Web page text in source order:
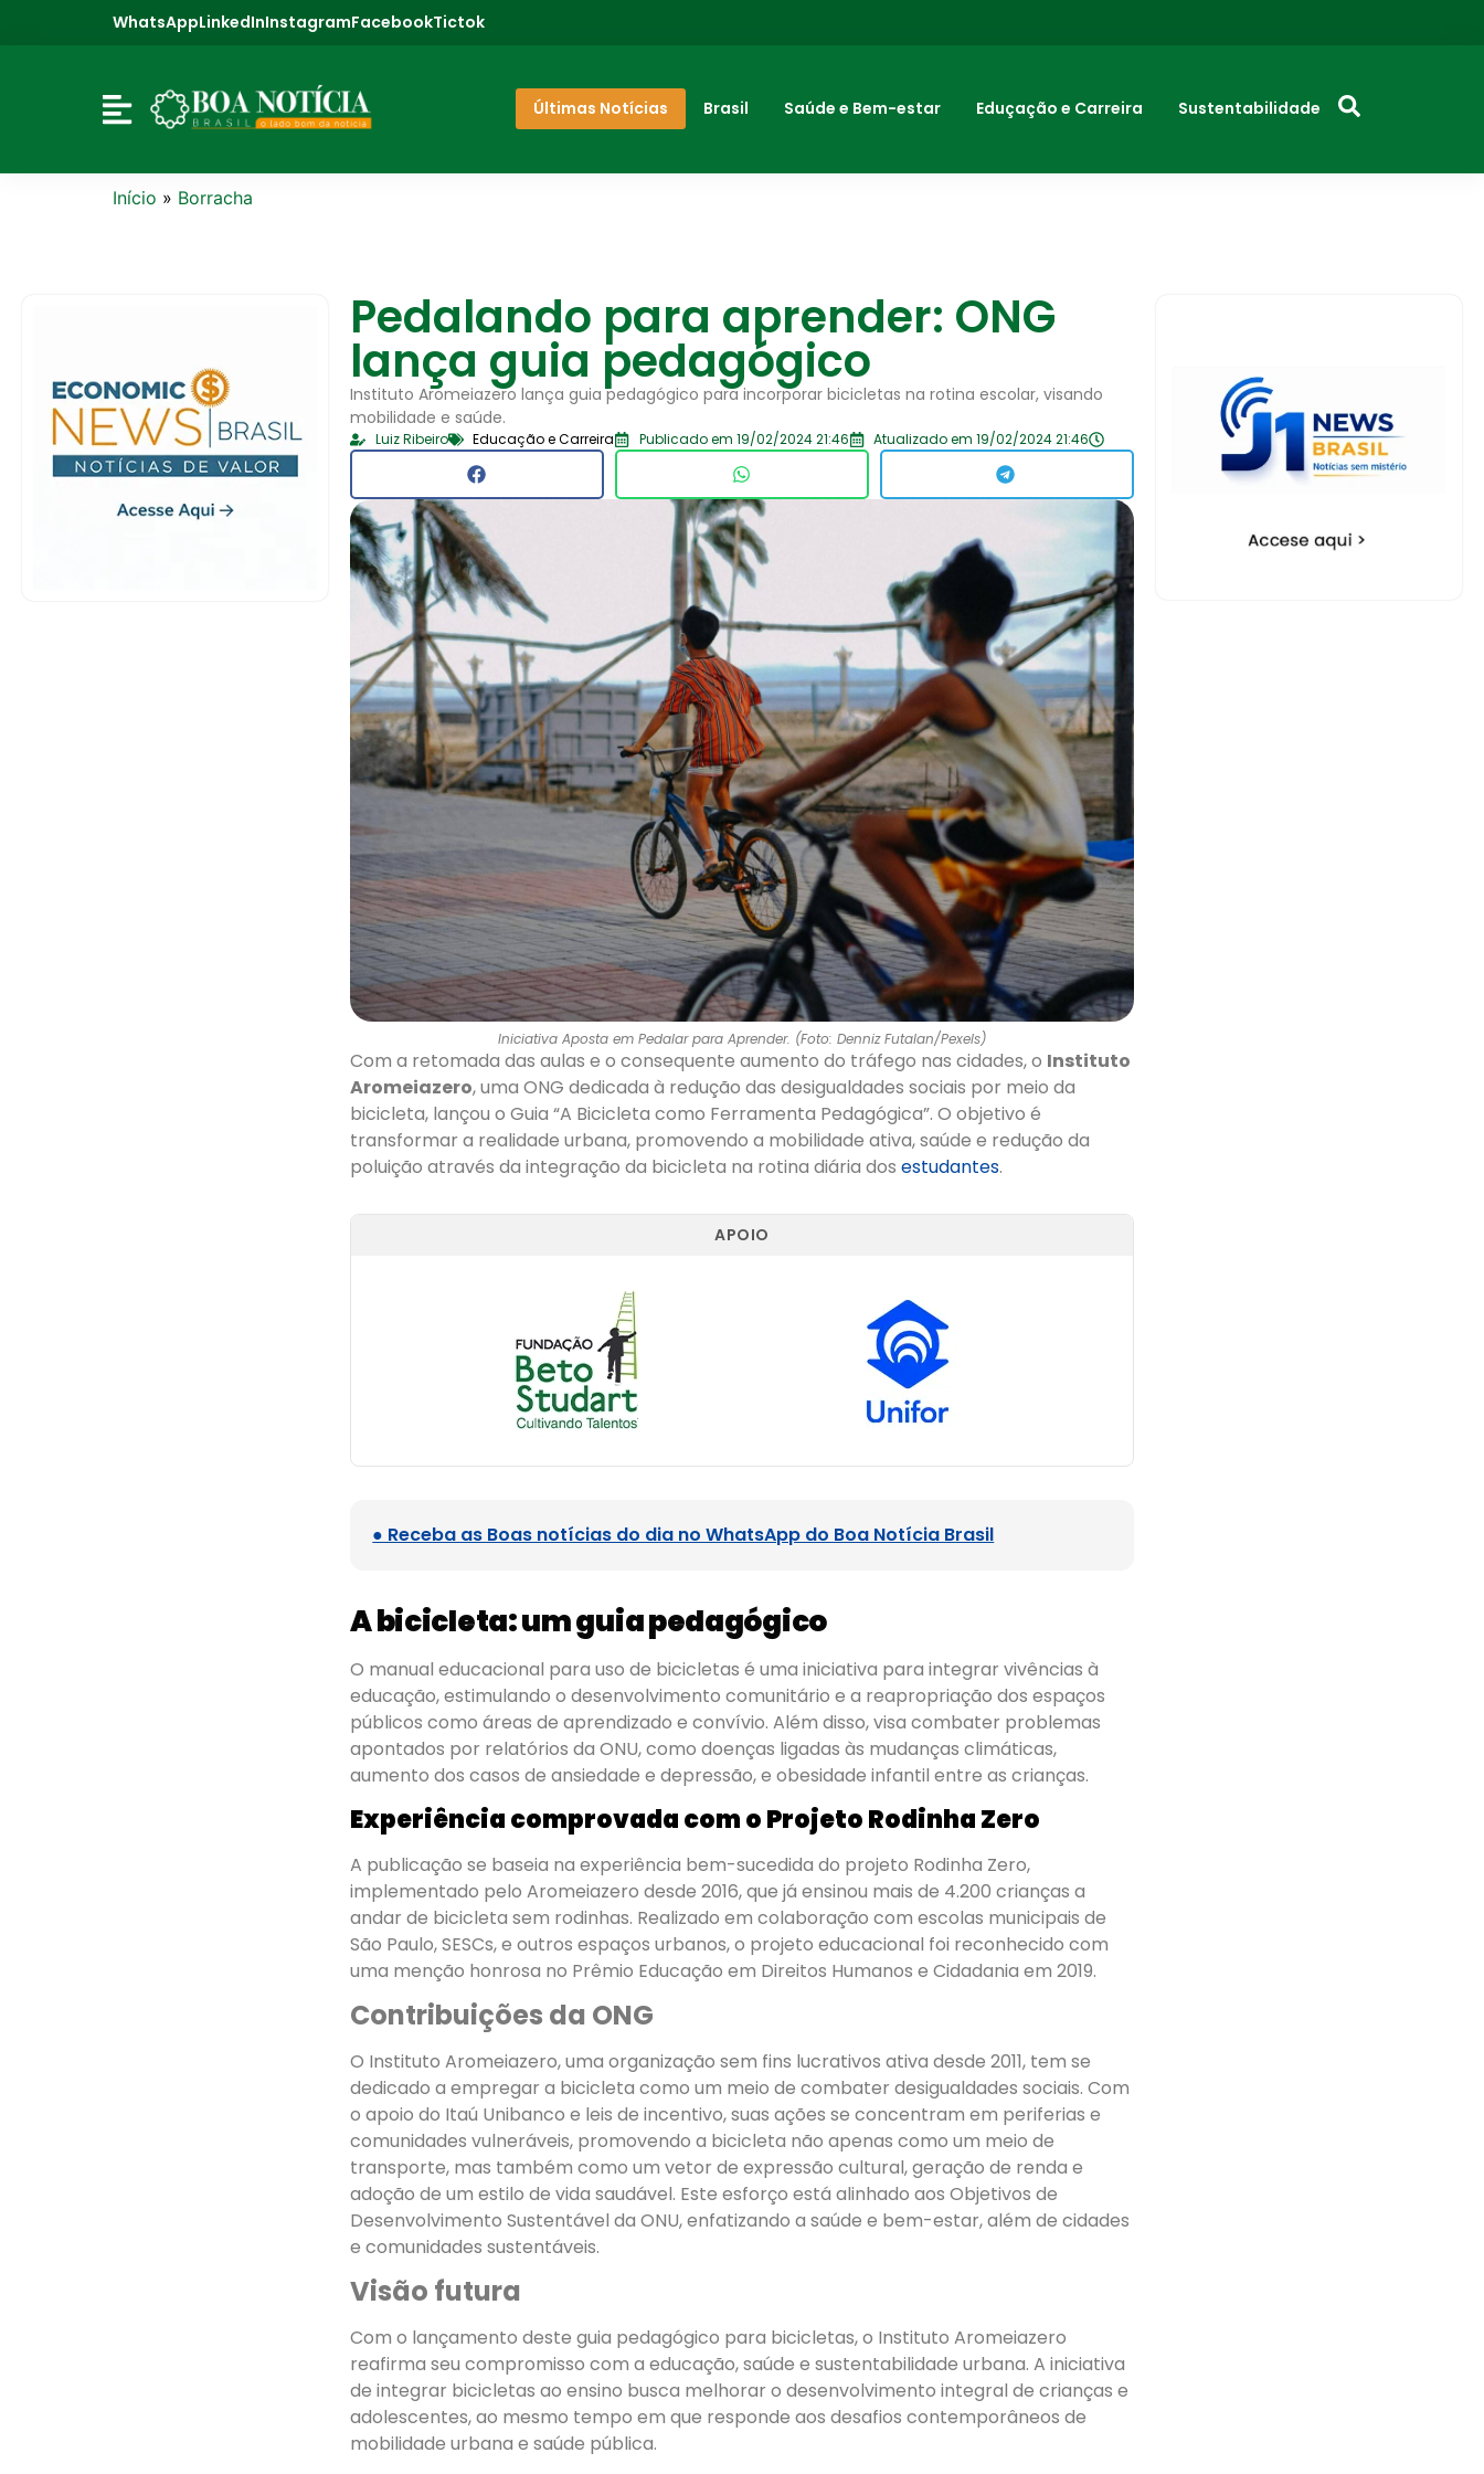
WhatsAppLinkedInInstagramFacebookTictok
Últimas Notícias Brasil Saúde e Bem-estar Eduçação e Carreira Sustentabilidade
Início » Borracha
Pedalando para aprender: ONG
lança guia pedagógico
Instituto Aromeiazero lança guia pedagógico para incorporar bicicletas na rotina escolar, visando
mobilidade e saúde.
Luiz Ribeiro Educação e Carreira Publicado em 19/02/2024 21:46 Atualizado em 19/02/2024 21:46
Iniciativa Aposta em Pedalar para Aprender. (Foto: Denniz Futalan/Pexels)
Com a retomada das aulas e o consequente aumento do tráfego nas cidades, o Instituto
Aromeiazero, uma ONG dedicada à redução das desigualdades sociais por meio da
bicicleta, lançou o Guia “A Bicicleta como Ferramenta Pedagógica”. O objetivo é
transformar a realidade urbana, promovendo a mobilidade ativa, saúde e redução da
poluição através da integração da bicicleta na rotina diária dosestudantes.
APOIO
● Receba as Boas notícias do dia no WhatsApp do Boa Notícia Brasil
A bicicleta: um guia pedagógico
O manual educacional para uso de bicicletas é uma iniciativa para integrar vivências à
educação, estimulando o desenvolvimento comunitário e a reapropriação dos espaços
públicos como áreas de aprendizado e convívio. Além disso, visa combater problemas
apontados por relatórios da ONU, como doenças ligadas às mudanças climáticas,
aumento dos casos de ansiedade e depressão, e obesidade infantil entre as crianças.
Experiência comprovada com o Projeto Rodinha Zero
A publicação se baseia na experiência bem-sucedida do projeto Rodinha Zero,
implementado pelo Aromeiazero desde 2016, que já ensinou mais de 4.200 crianças a
andar de bicicleta sem rodinhas. Realizado em colaboração com escolas municipais de
São Paulo, SESCs, e outros espaços urbanos, o projeto educacional foi reconhecido com
uma menção honrosa no Prêmio Educação em Direitos Humanos e Cidadania em 2019.
Contribuições da ONG
O Instituto Aromeiazero, uma organização sem fins lucrativos ativa desde 2011, tem se
dedicado a empregar a bicicleta como um meio de combater desigualdades sociais. Com
o apoio do Itaú Unibanco e leis de incentivo, suas ações se concentram em periferias e
comunidades vulneráveis, promovendo a bicicleta não apenas como um meio de
transporte, mas também como um vetor de expressão cultural, geração de renda e
adoção de um estilo de vida saudável. Este esforço está alinhado aos Objetivos de
Desenvolvimento Sustentável da ONU, enfatizando a saúde e bem-estar, além de cidades
e comunidades sustentáveis.
Visão futura
Com o lançamento deste guia pedagógico para bicicletas, o Instituto Aromeiazero
reafirma seu compromisso com a educação, saúde e sustentabilidade urbana. A iniciativa
de integrar bicicletas ao ensino busca melhorar o desenvolvimento integral de crianças e
adolescentes, ao mesmo tempo em que responde aos desafios contemporâneos de
mobilidade urbana e saúde pública.